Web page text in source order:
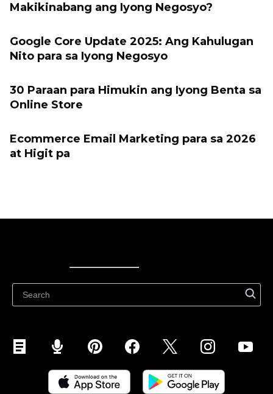
Makikinabang ang Iyong Negosyo?
Google Core Update 2025: Ang Kahulugan
Nito para sa Iyong Negosyo
30 Paraan para Himukin ang Iyong Benta sa
Online Store
Ecommerce Email Marketing para sa 2026
at Higit pa